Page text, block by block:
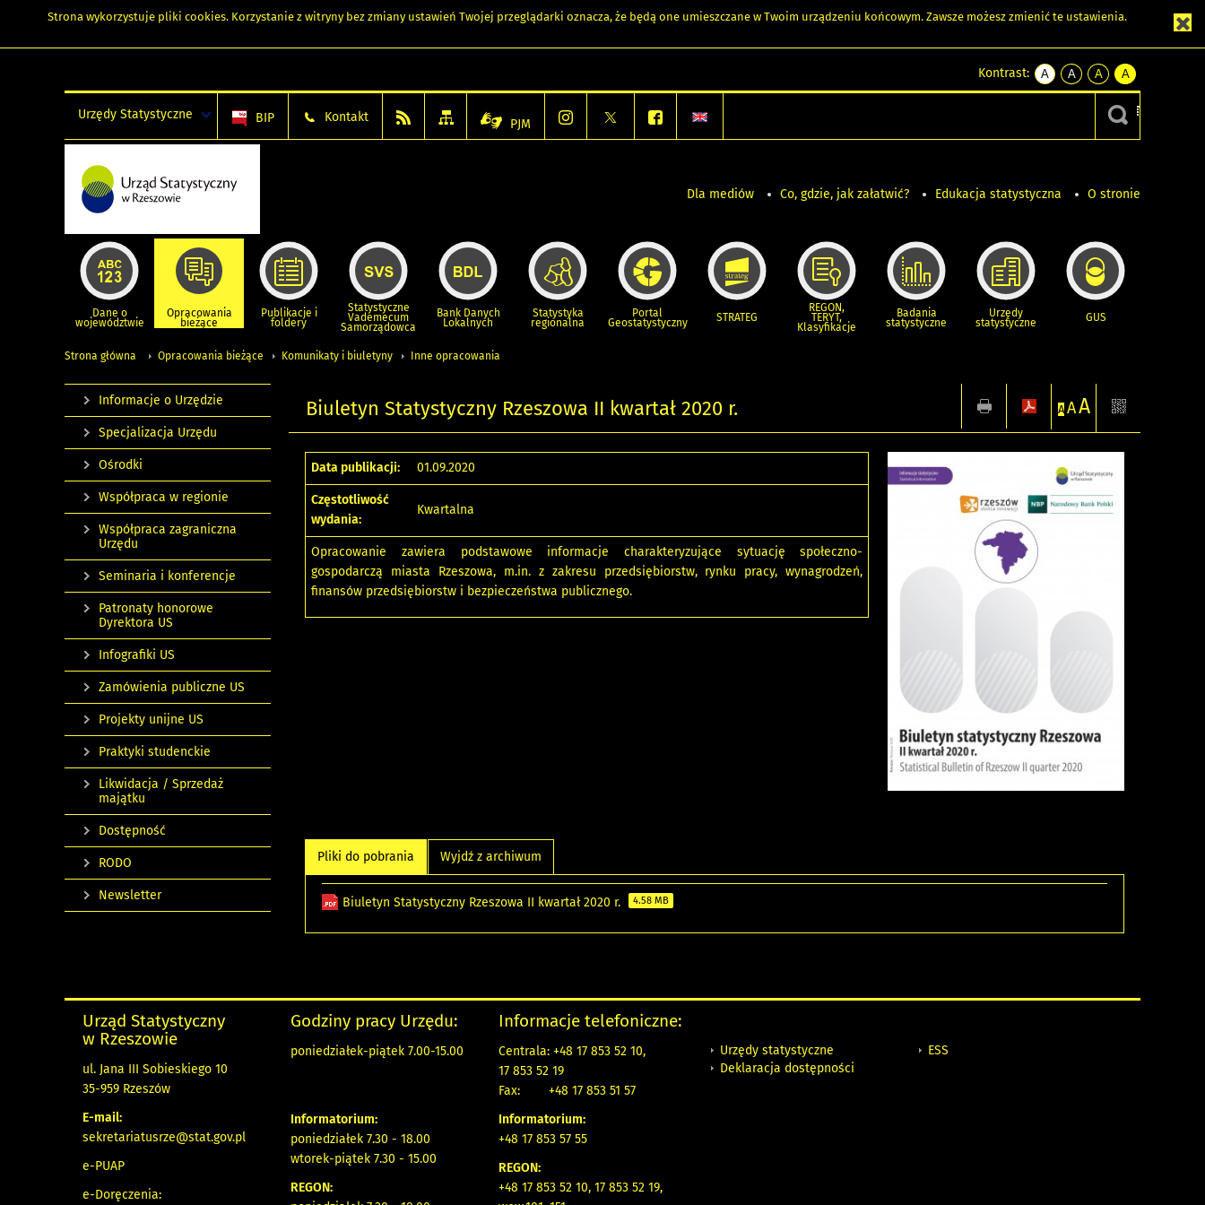
Strona wykorzystuje pliki cookies. Korzystanie z witryny bez zmiany ustawień Twojej przeglądarki oznacza, że będą one umieszczane w Twoim urządzeniu końcowym. Zawsze możesz zmienić te ustawienia.
Kontrast:
A
kontrast
A
kontrast
czarnym
A
kontrast
żółty
tekst
czarnym
A
kontrast
czarny
tekst
żółtym
Urzędy Statystyczne BIP Kontakt PJM
Dla mediów Co, gdzie, jak załatwić? Edukacja statystyczna O stronie
Dane o
województwie
Opracowania
bieżące
Publikacje i
foldery
Statystyczne
Vademecum
Samorządowca
Bank Danych
Lokalnych
Statystyka
regionalna
Portal
Geostatystyczny STRATEG
REGON,
TERYT,
Klasyfikacje
Badania
statystyczne
Urzędy
statystyczne GUS
Strona główna Opracowania bieżące Komunikaty i biuletyny Inne opracowania
Biuletyn Statystyczny Rzeszowa II kwartał 2020 r. A AA
Data publikacji: 01.09.2020
Częstotliwość
wydania:
Kwartalna
Opracowanie zawiera podstawowe informacje charakteryzujące sytuację społeczno-
gospodarczą miasta Rzeszowa, m.in. z zakresu przedsiębiorstw, rynku pracy, wynagrodzeń,
finansów przedsiębiorstw i bezpieczeństwa publicznego.
Pliki do pobrania Wyjdź z archiwum
Biuletyn Statystyczny Rzeszowa II kwartał 2020 r. 4.58 MB
Informacje o Urzędzie
Specjalizacja Urzędu
Ośrodki
Współpraca w regionie
Współpraca zagraniczna
Urzędu
Seminaria i konferencje
Patronaty honorowe
Dyrektora US
Infografiki US
Zamówienia publiczne US
Projekty unijne US
Praktyki studenckie
Likwidacja / Sprzedaż
majątku
Dostępność
RODO
Newsletter
Urząd Statystyczny
w Rzeszowie
ul. Jana III Sobieskiego 10
35-959 Rzeszów
E-mail:
sekretariatusrze@stat.gov.pl
e-PUAP
e-Doręczenia:
Godziny pracy Urzędu:
poniedziałek-piątek 7.00-15.00
Informatorium:
poniedziałek 7.30 - 18.00
wtorek-piątek 7.30 - 15.00
REGON:
Informacje telefoniczne:
Centrala: +48 17 853 52 10,
17 853 52 19
Fax:
+48 17 853 51 57
Informatorium:
+48 17 853 57 55
REGON:
+48 17 853 52 10, 17 853 52 19,
Urzędy statystyczne
Deklaracja dostępności
ESS